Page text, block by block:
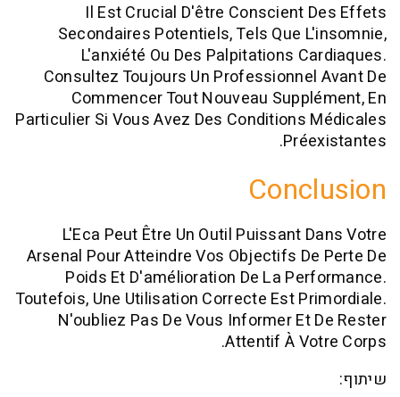
Il Est Crucial D'être Conscient
Secondaires Potentiels, Tels Que
L'anxiété Ou Des Palpitations
Consultez Toujours Un
Commencer Tout Nouveau
Particulier Si Vous Avez Des Conditions
L'Eca Peut Être Un Outil Puissant
Arsenal Pour Atteindre Vos Objectifs
Poids Et D'amélioration De La
Toutefois, Une Utilisation Correcte Est
N'oubliez Pas De Vous Informer Et
Attentif À